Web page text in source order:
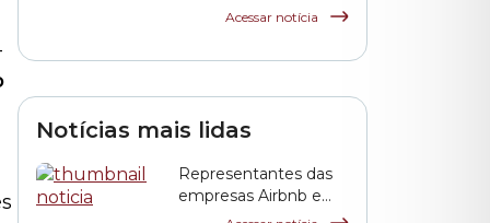
que criou o Festival
Acessar notícia
Notícias mais lidas
Representantes das
empresas Airbnb e
QuintoAndar prestam